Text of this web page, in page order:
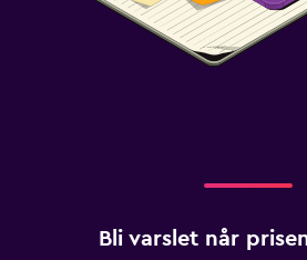
Bli varslet når